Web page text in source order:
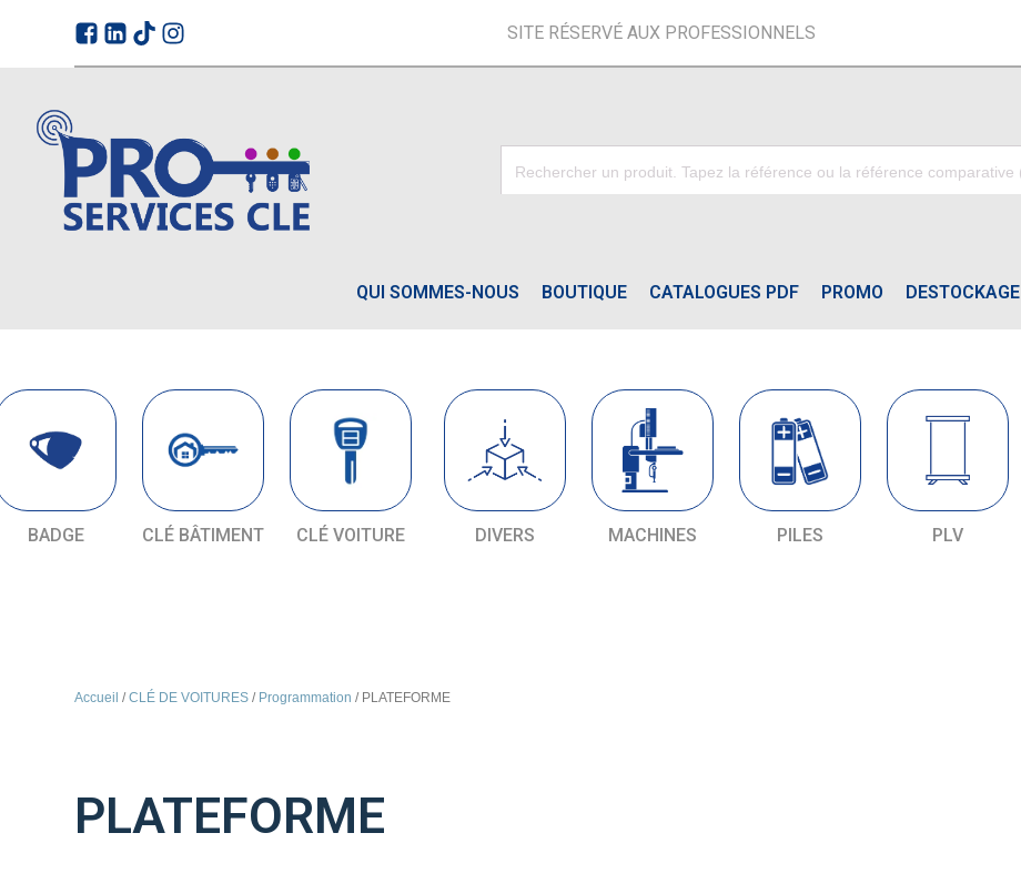
SITE RÉSERVÉ AUX PROFESSIONNELS
QUI SOMMES-NOUS BOUTIQUE CATALOGUES PDF PROMO DESTOCKAGE
BADGE CLÉ BÂTIMENT CLÉ VOITURE DIVERS MACHINES PILES PLV
Accueil /CLÉ DE VOITURES / Programmation / PLATEFORME
PLATEFORME